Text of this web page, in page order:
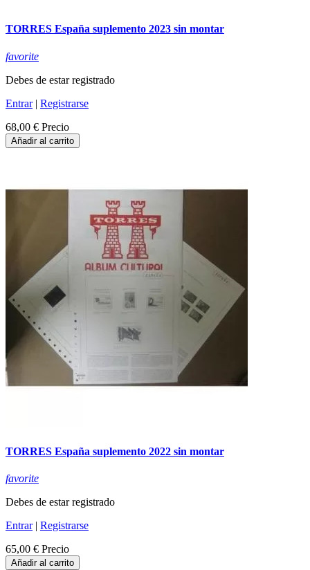
TORRES España suplemento 2023 sin montar
favorite
Debes de estar registrado
Entrar| Registrarse
68,00 € Precio
Añadir al carrito
TORRES España suplemento 2022 sin montar
favorite
Debes de estar registrado
Entrar| Registrarse
65,00 € Precio
Añadir al carrito